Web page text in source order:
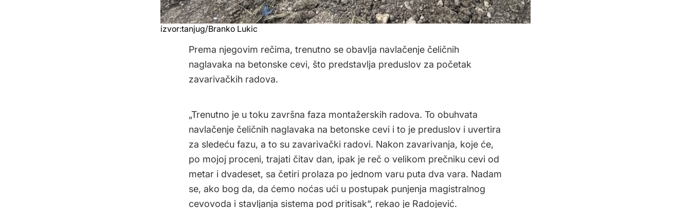
izvor:tanjug/Branko Lukic
Prema njegovim rečima, trenutno se obavlja navlačenje čeličnih
naglavaka na betonske cevi, što predstavlja preduslov za početak
zavarivačkih radova.
„Trenutno je u toku završna faza montažerskih radova. To obuhvata
navlačenje čeličnih naglavaka na betonske cevi i to je preduslov i uvertira
za sledeću fazu, a to su zavarivački radovi. Nakon zavarivanja, koje će,
po mojoj proceni, trajati čitav dan, ipak je reč o velikom prečniku cevi od
metar i dvadeset, sa četiri prolaza po jednom varu puta dva vara. Nadam
se, ako bog da, da ćemo noćas ući u postupak punjenja magistralnog
cevovoda i stavljanja sistema pod pritisak“, rekao je Radojević.